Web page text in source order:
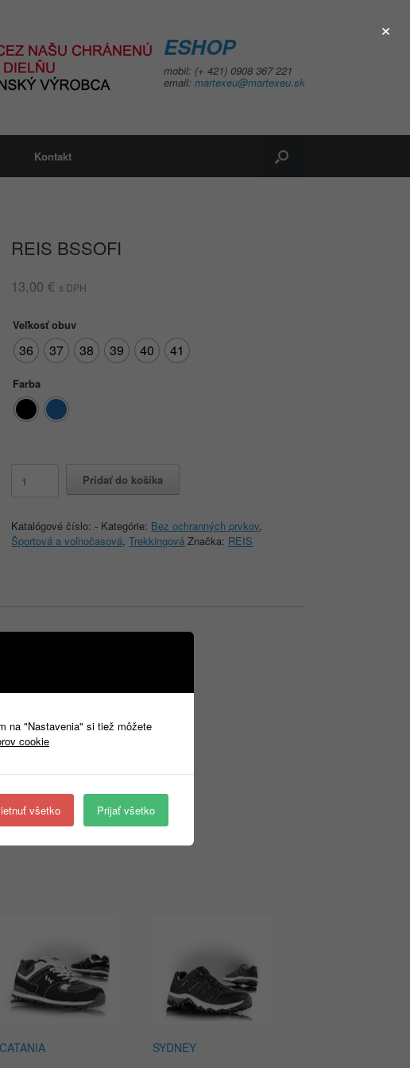
ESHOP
mobil: (+ 421) 0908 367 221
email: martexeu@martexeu.sk
Kontakt
REIS BSSOFI
13,00€ s DPH
Veľkosť obuv
36 37 38 39 40 41
Farba
REIS
Pridať do košíka
Katalógové číslo:- Kategórie: Bez ochranných prvkov,
Športová a voľnočasová,Trekkingová Značka: REIS
CATANIA SYDNEY
×
na "Nastavenia" si tiež môžete
cookie
všetko Prijať všetko